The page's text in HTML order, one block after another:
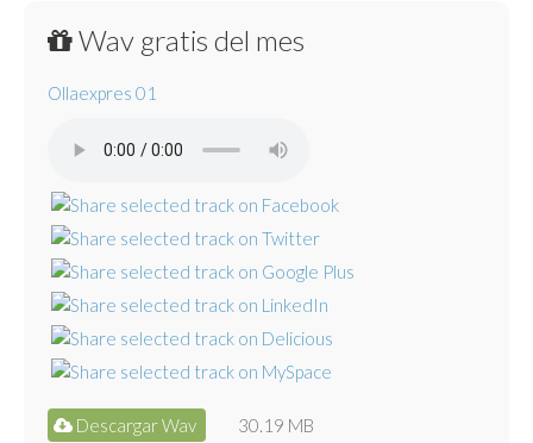
Wav gratis del mes
Ollaexpres 01
Descargar Wav 30.19 MB